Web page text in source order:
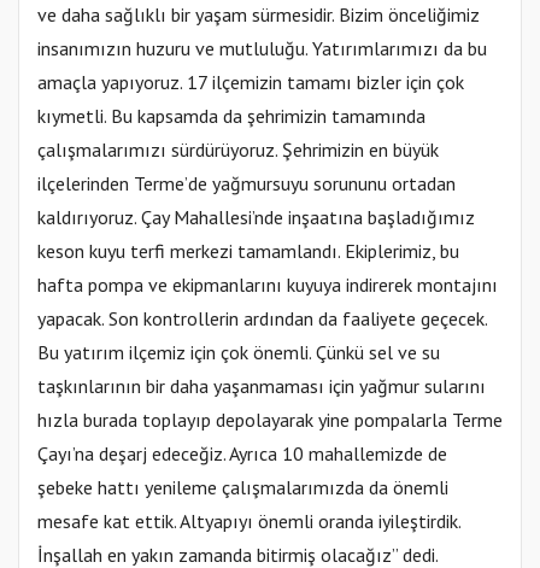
ve daha sağlıklı bir yaşam sürmesidir. Bizim önceliğimiz
insanımızın huzuru ve mutluluğu. Yatırımlarımızı da bu
amaçla yapıyoruz. 17 ilçemizin tamamı bizler için çok
kıymetli. Bu kapsamda da şehrimizin tamamında
çalışmalarımızı sürdürüyoruz. Şehrimizin en büyük
ilçelerinden Terme’de yağmursuyu sorununu ortadan
kaldırıyoruz. Çay Mahallesi’nde inşaatına başladığımız
keson kuyu terfi merkezi tamamlandı. Ekiplerimiz, bu
hafta pompa ve ekipmanlarını kuyuya indirerek montajını
yapacak. Son kontrollerin ardından da faaliyete geçecek.
Bu yatırım ilçemiz için çok önemli. Çünkü sel ve su
taşkınlarının bir daha yaşanmaması için yağmur sularını
hızla burada toplayıp depolayarak yine pompalarla Terme
Çayı’na deşarj edeceğiz. Ayrıca 10 mahallemizde de
şebeke hattı yenileme çalışmalarımızda da önemli
mesafe kat ettik. Altyapıyı önemli oranda iyileştirdik.
İnşallah en yakın zamanda bitirmiş olacağız” dedi.